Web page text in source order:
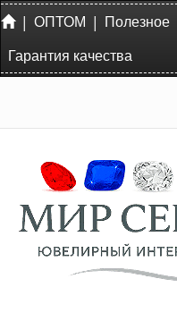
| ОПТОМ | Полезное
Гарантия качества